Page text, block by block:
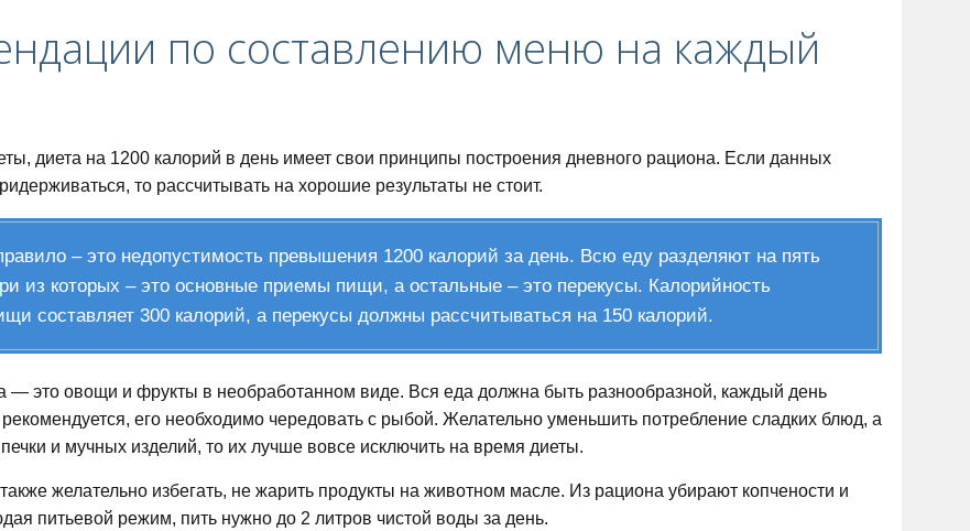
по составлению меню на каждый
диета на 1200 калорий в день имеет свои принципы построения дневного рациона. Если данных
то рассчитывать на хорошие результаты не стоит.
– это недопустимость превышения 1200 калорий за день. Всю еду разделяют на пять
из которых – это основные приемы пищи, а остальные – это перекусы. Калорийность
составляет 300 калорий, а перекусы должны рассчитываться на 150 калорий.
— это овощи и фрукты в необработанном виде. Вся еда должна быть разнообразной, каждый день
его необходимо чередовать с рыбой. Желательно уменьшить потребление сладких блюд, а
и мучных изделий, то их лучше вовсе исключить на время диеты.
желательно избегать, не жарить продукты на животном масле. Из рациона убирают копчености и
питьевой режим, пить нужно до 2 литров чистой воды за день.